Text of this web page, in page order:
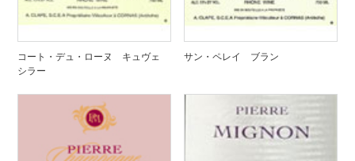
コート・デュ・ローヌ キュヴェ
シラー
サン・ペレイ ブラン